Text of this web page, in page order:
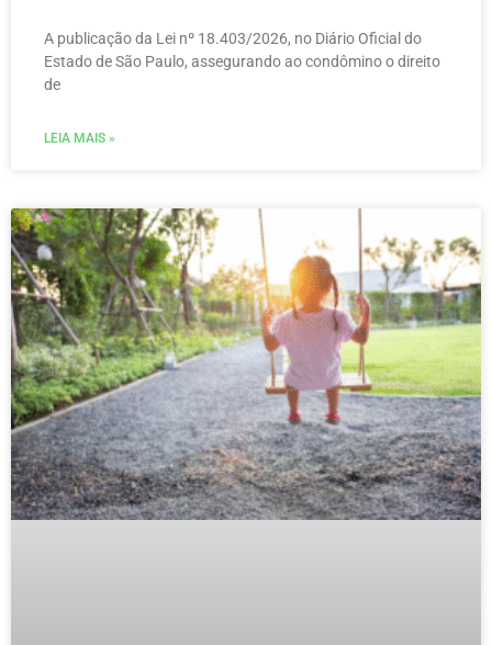
A publicação da Lei nº 18.403/2026, no Diário Oficial do
Estado de São Paulo, assegurando ao condômino o direito
de
LEIA MAIS »